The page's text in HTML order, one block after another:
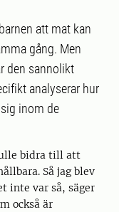
att mat kan
gång. Men
den sannolikt
analyserar hur
inom de
bidra till att
Så jag blev
inte var så, säger
också är